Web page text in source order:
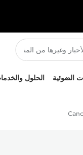
الضوئية الحلول